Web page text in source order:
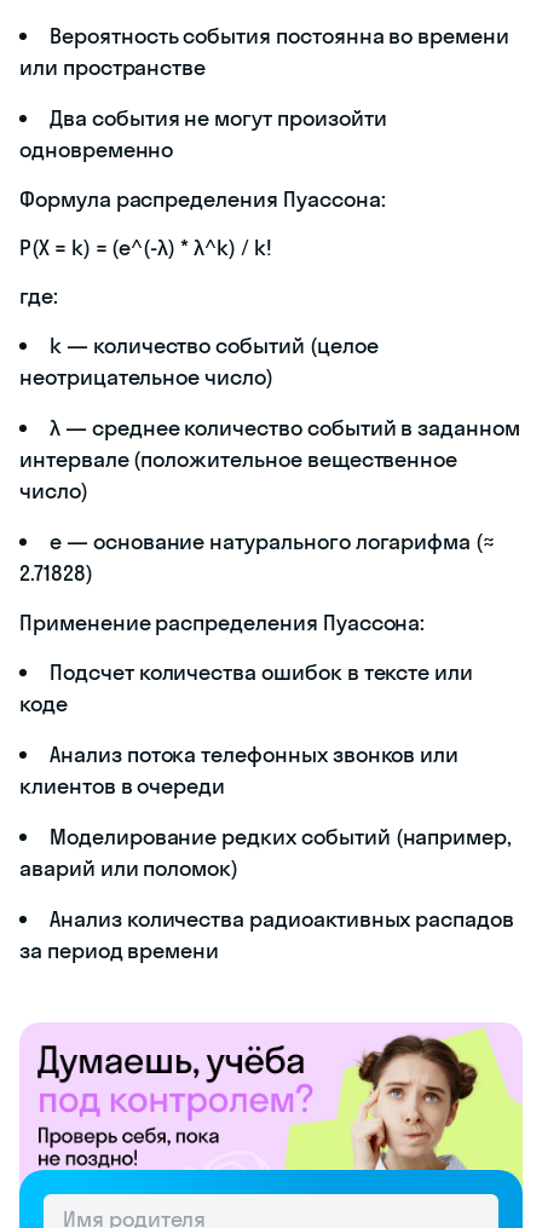
Вероятность события постоянна во времени
или пространстве
Два события не могут произойти
одновременно
Формула распределения Пуассона:
P(X = k) = (e^(-λ) * λ^k) / k!
где:
k — количество событий (целое
неотрицательное число)
λ — среднее количество событий в заданном
интервале (положительное вещественное
число)
e — основание натурального логарифма (≈
2.71828)
Применение распределения Пуассона:
Подсчет количества ошибок в тексте или
коде
Анализ потока телефонных звонков или
клиентов в очереди
Моделирование редких событий (например,
аварий или поломок)
Анализ количества радиоактивных распадов
за период времени